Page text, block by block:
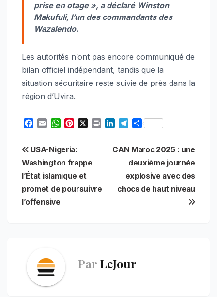
prise en otage », a déclaré Winston
Makufuli, l’un des commandants des
Wazalendo.
Les autorités n’ont pas encore communiqué de
bilan officiel indépendant, tandis que la
situation sécuritaire reste suivie de près dans la
région d’Uvira.
e
b
o
o
k
i
l
W
t
s
A
p
p
t
e
r
e
s
k
n
e
g
r
a
m
S
r
e
Navigation
de
l’article
CAN Maroc 2025 : une
deuxième journée
explosive avec des
chocs de haut niveau
USA-Nigeria:
Washington frappe
l’État islamique et
promet de poursuivre
l’offensive
Par LeJour